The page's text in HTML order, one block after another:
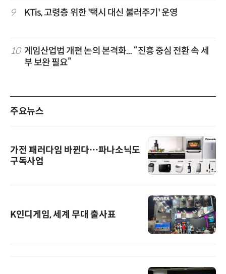
9 KTis, 고령층 위한 '택시 대신 불러주기' 운영
10 게임산업법 개편 논의 본격화... “진흥 중심 전환 속 세
부 보완 필요”
주요뉴스
가전 패러다임 바뀐다…파나소닉도
구독사업
K인디게임, 세계 무대 출사표